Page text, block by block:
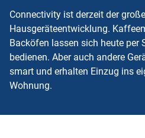
Connectivity ist derzeit der
Hausgeräteentwicklung.
Backöfen lassen sich heute per
bedienen. Aber auch andere
smart und erhalten Einzug ins
Wohnung.